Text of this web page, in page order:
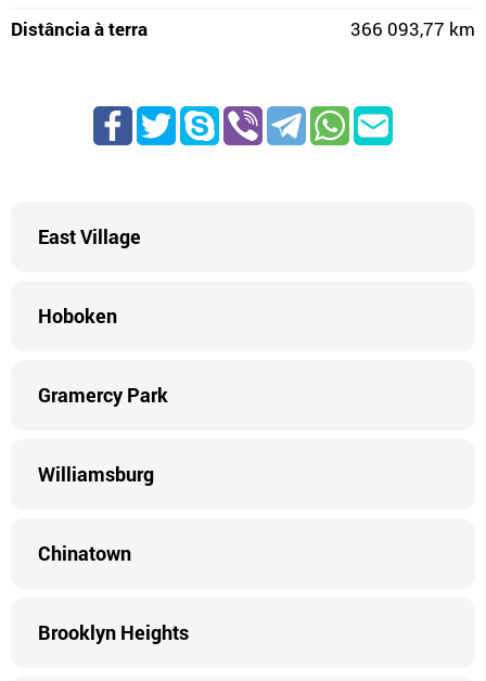
Distância à terra
366 093,77 km
East Village
Hoboken
Gramercy Park
Williamsburg
Chinatown
Brooklyn Heights